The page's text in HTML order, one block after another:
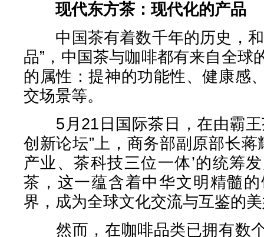
现代东方茶：现代化的产品
中国茶有着数千年的历史，和
品”，中国茶与咖啡都有来自全球
的属性：提神的功能性、健康感
交场景等。
5月21日国际茶日，在由霸王
创新论坛”上，商务部副原部长蒋
产业、茶科技三位一体’的统筹
茶，这一蕴含着中华文明精髓
界，成为全球文化交流与互鉴的
然而，在咖啡品类已拥有数